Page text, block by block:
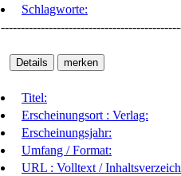
Schlagworte:
Titel:
Erscheinungsort : Verlag:
Erscheinungsjahr:
Umfang / Format:
URL : Volltext /